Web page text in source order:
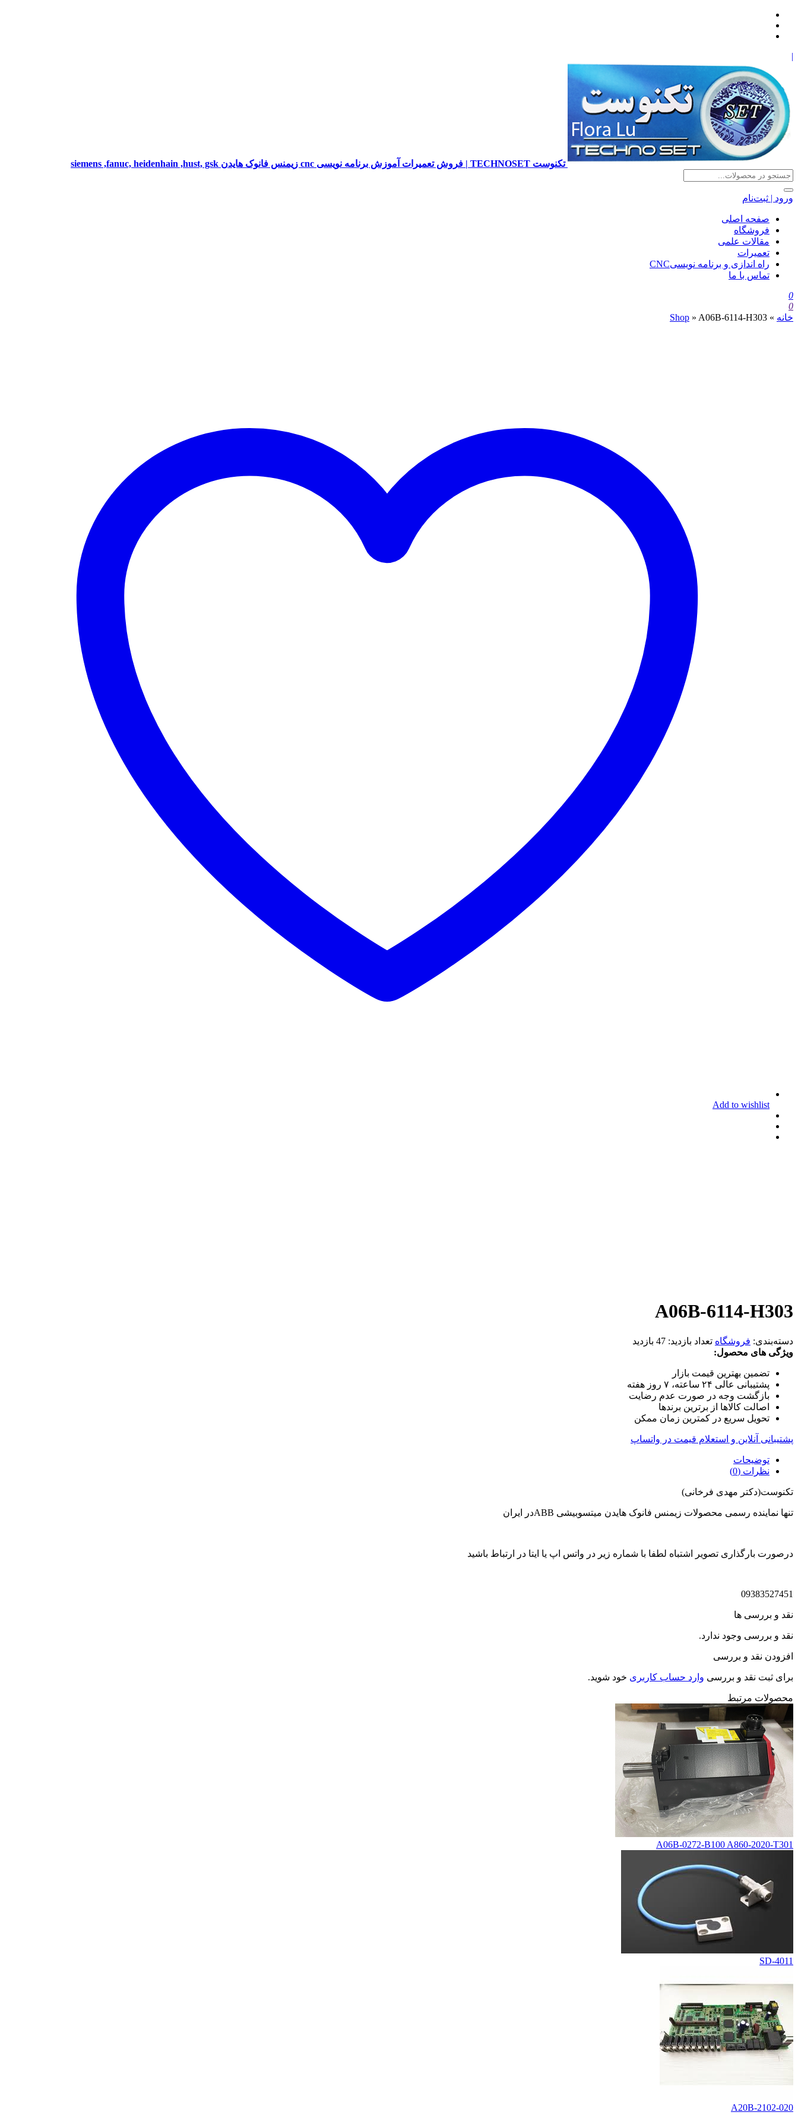
|
تکنوست TECHNOSET | فروش تعمیرات آموزش برنامه نویسی cnc زیمنس فانوک هایدن siemens ,fanuc, heidenhain ,hust, gsk
ورود | ثبت‌نام
صفحه اصلی
فروشگاه
مقالات علمی
تعمیرات
راه اندازی و برنامه نویسیCNC
تماس با ما
0
0
خانه »
Shop » A06B-6114-H303
Add to wishlist
A06B-6114-H303
دسته‌بندی: فروشگاه تعداد بازدید: 47 بازدید
ویژگی های محصول:
تضمین بهترین قیمت بازار
پشتیبانی عالی ۲۴ ساعته، ۷ روز هفته
بازگشت وجه در صورت عدم رضایت
اصالت کالاها از برترین برندها
تحویل سریع در کمترین زمان ممکن
پشتیبانی آنلاین و استعلام قیمت در واتساپ
توضیحات
نظرات (0)
تکنوست(دکتر مهدی فرخانی)
تنها نماینده رسمی محصولات زیمنس فانوک هایدن میتسوبیشی ABBدر ایران
درصورت بارگذاری تصویر اشتباه لطفا با شماره زیر در واتس اپ یا ایتا در ارتباط باشید
09383527451
نقد و بررسی ها
نقد و بررسی وجود ندارد.
افزودن نقد و بررسی
برای ثبت نقد و بررسی وارد حساب کاربری خود شوید.
محصولات مرتبط
A06B-0272-B100 A860-2020-T301
SD-4011
A20B-2102-020